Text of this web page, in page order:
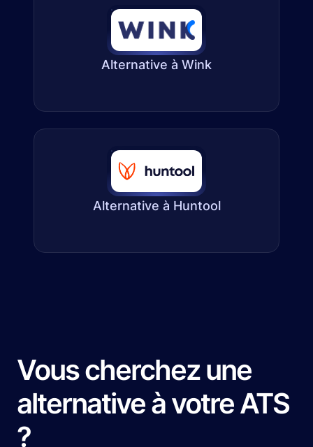
Alternative à Wink
Alternative à Huntool
Vous cherchez une
alternative à votre ATS
?